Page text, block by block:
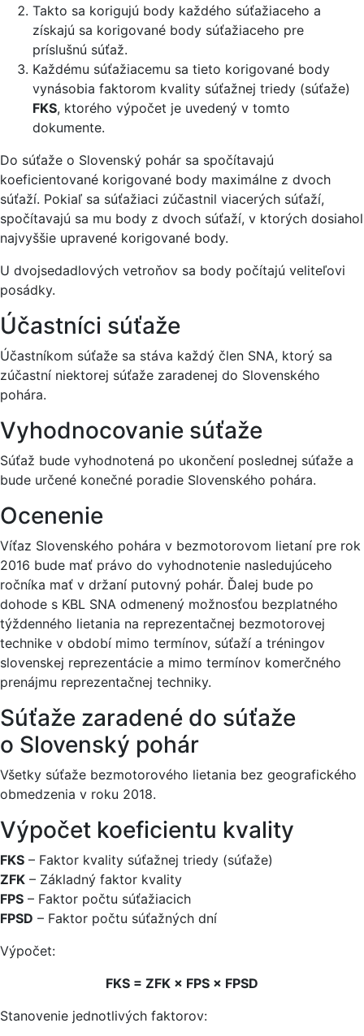
Takto sa korigujú body každého súťažiaceho a
získajú sa korigované body súťažiaceho pre
príslušnú súťaž.
Každému súťažiacemu sa tieto korigované body
vynásobia faktorom kvality súťažnej triedy (súťaže)
FKS, ktorého výpočet je uvedený v tomto
dokumente.
Do súťaže o Slovenský pohár sa spočítavajú
koeficientované korigované body maximálne z dvoch
súťaží. Pokiaľ sa súťažiaci zúčastnil viacerých súťaží,
spočítavajú sa mu body z dvoch súťaží, v ktorých dosiahol
najvyššie upravené korigované body.
U dvojsedadlových vetroňov sa body počítajú veliteľovi
posádky.
Účastníci súťaže
Účastníkom súťaže sa stáva každý člen SNA, ktorý sa
zúčastní niektorej súťaže zaradenej do Slovenského
pohára.
Vyhodnocovanie súťaže
Súťaž bude vyhodnotená po ukončení poslednej súťaže a
bude určené konečné poradie Slovenského pohára.
Ocenenie
Víťaz Slovenského pohára v bezmotorovom lietaní pre rok
2016 bude mať právo do vyhodnotenie nasledujúceho
ročníka mať v držaní putovný pohár. Ďalej bude po
dohode s KBL SNA odmenený možnosťou bezplatného
týždenného lietania na reprezentačnej bezmotorovej
technike v období mimo termínov, súťaží a tréningov
slovenskej reprezentácie a mimo termínov komerčného
prenájmu reprezentačnej techniky.
Súťaže zaradené do súťaže
o Slovenský pohár
Všetky súťaže bezmotorového lietania bez geografického
obmedzenia v roku 2018.
Výpočet koeficientu kvality
FKS – Faktor kvality súťažnej triedy (súťaže)
ZFK – Základný faktor kvality
FPS – Faktor počtu súťažiacich
FPSD – Faktor počtu súťažných dní
Výpočet:
FKS = ZFK × FPS × FPSD
Stanovenie jednotlivých faktorov: